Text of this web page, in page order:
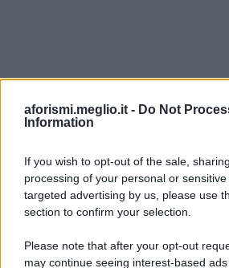
aforismi.meglio.it - Do Not
Information
If you wish to opt-out of the sale,
processing of your personal or
targeted advertising by us, please use
section to confirm your selection.
Please note that after your opt-out
may continue seeing interest-based
Ricevi LE FRASI PIÙ
E-mail